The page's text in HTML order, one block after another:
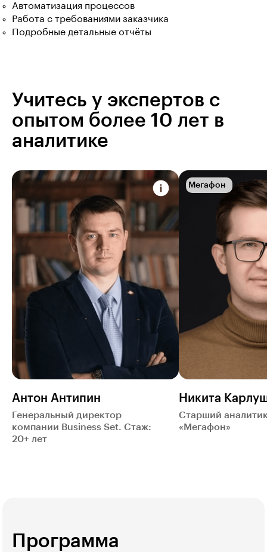
Автоматизация процессов
Работа с требованиями заказчика
Подробные детальные отчёты
Учитесь у экспертов с
опытом более 10 лет в
аналитике
Антон Антипин
Генеральный директор
компании Business Set. Стаж:
20+ лет
Мегафон
Никита
Старший
«Мегафон»
Программа